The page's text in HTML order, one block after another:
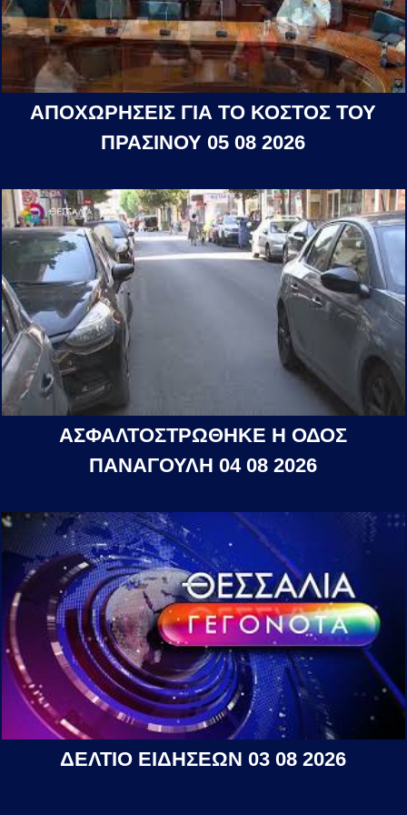
ΑΠΟΧΩΡΗΣΕΙΣ ΓΙΑ ΤΟ ΚΟΣΤΟΣ ΤΟΥ
ΠΡΑΣΙΝΟΥ 05 08 2026
ΑΣΦΑΛΤΟΣΤΡΩΘΗΚΕ Η ΟΔΟΣ
ΠΑΝΑΓΟΥΛΗ 04 08 2026
ΔΕΛΤΙΟ ΕΙΔΗΣΕΩΝ 03 08 2026